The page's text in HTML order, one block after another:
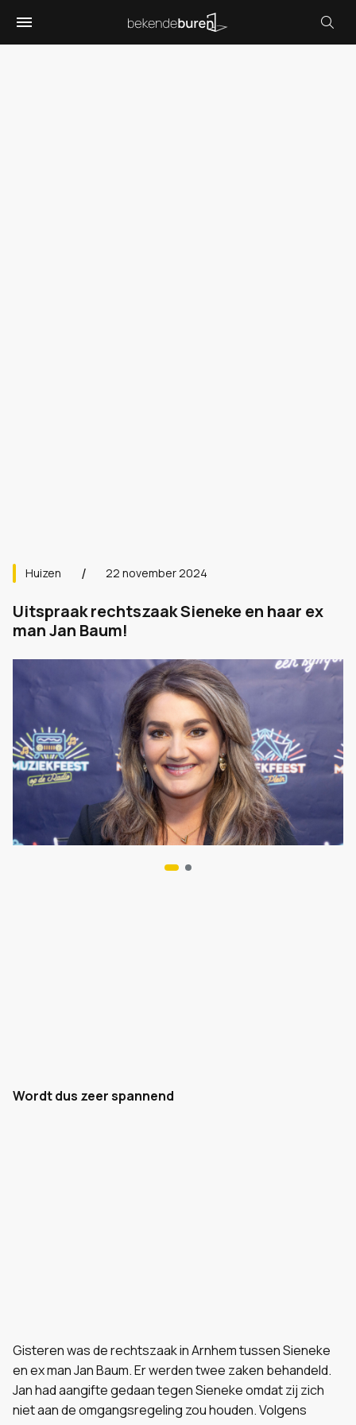
Huizen 22 november 2024
Uitspraak rechtszaak Sieneke en haar ex
man Jan Baum!
Wordt dus zeer spannend
Gisteren was de rechtszaak in Arnhem tussen Sieneke
en ex man Jan Baum. Er werden twee zaken behandeld.
Jan had aangifte gedaan tegen Sieneke omdat zij zich
niet aan de omgangsregeling zou houden. Volgens